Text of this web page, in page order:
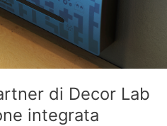
di Decor Lab
integrata